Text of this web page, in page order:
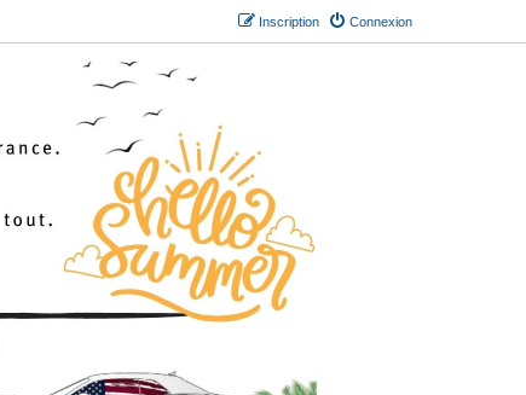
Connexion
Inscription